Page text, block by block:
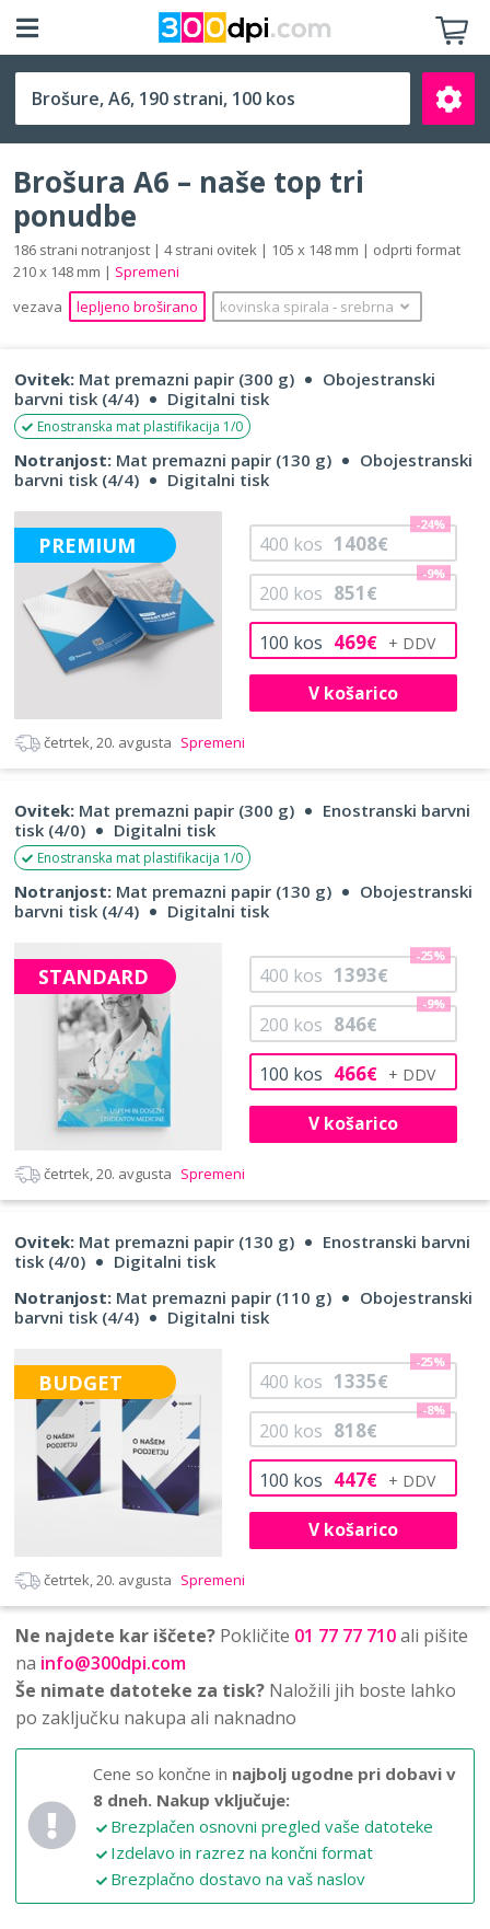
A6 (105 x 148 mm)
Išči
Brošura A6 – naše top tri
ponudbe
186 strani notranjost | 4 strani ovitek | 105 x 148 mm | odprti format
210 x 148 mm | Spremeni
vezava
lepljeno broširano kovinska spirala ‐ srebrna
Ovitek: Mat premazni papir (300 g)
Obojestranski
barvni tisk (4/4)
Digitalni tisk
Enostranska mat plastifikacija 1/0
Notranjost: Mat premazni papir (130 g)
Obojestranski
barvni tisk (4/4)
Digitalni tisk
PREMIUM
100 kos 469€
200 kos 851€
-9%
400 kos 1408€
-24%
V košarico
četrtek, 20. avgusta Spremeni
Ovitek: Mat premazni papir (300 g)
Enostranski barvni
tisk (4/0)
Digitalni tisk
Enostranska mat plastifikacija 1/0
Notranjost: Mat premazni papir (130 g)
Obojestranski
barvni tisk (4/4)
Digitalni tisk
STANDARD
100 kos 466€
200 kos 846€
-9%
400 kos 1393€
-25%
V košarico
četrtek, 20. avgusta Spremeni
Ovitek: Mat premazni papir (130 g)
Enostranski barvni
tisk (4/0)
Digitalni tisk
Notranjost: Mat premazni papir (110 g)
Obojestranski
barvni tisk (4/4)
Digitalni tisk
BUDGET
100 kos 447€
200 kos 818€
-8%
400 kos 1335€
-25%
V košarico
četrtek, 20. avgusta Spremeni
Ne najdete kar iščete? Pokličite 01 77 77 710ali pišite
na info@300dpi.com
Še nimate datoteke za tisk? Naložili jih boste lahko
po zaključku nakupa ali naknadno
Cene so končne in najbolj ugodne pri dobavi v
8 dneh. Nakup vključuje:
Brezplačen osnovni pregled vaše datoteke
Izdelavo in razrez na končni format
Brezplačno dostavo na vaš naslov